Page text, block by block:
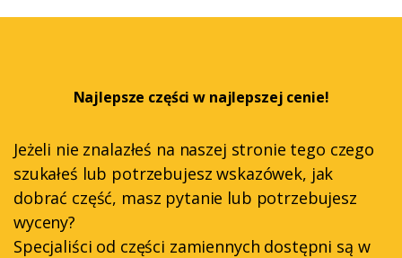
Najlepsze części w najlepszej cenie!
Jeżeli nie znalazłeś na naszej stronie tego czego
szukałeś lub potrzebujesz wskazówek, jak
dobrać część, masz pytanie lub potrzebujesz
wyceny?
Specjaliści od części zamiennych dostępni są w